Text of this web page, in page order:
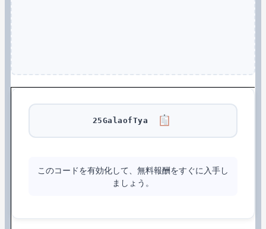
25GalaofTya
このコードを有効化して、無料報酬をすぐに入手し
ましょう。